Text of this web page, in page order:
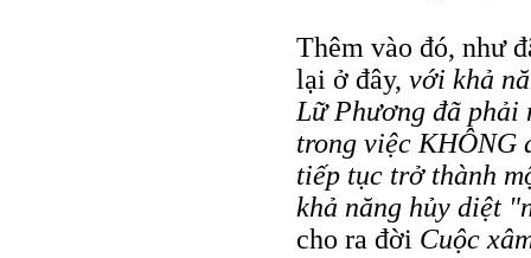
Thêm vào đó, như
lại ở đây, với khả
Lữ Phương đã phải
trong việc KHÔNG
tiếp tục trở thành
khả năng hủy diệt
cho ra đời Cuộc